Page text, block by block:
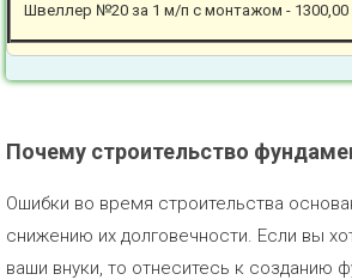
Швеллер №20 за 1 м/п с монтажом - 1300,00
Почему строительство
Ошибки во время строительства
снижению их долговечности. Если вы
ваши внуки, то отнеситесь к созданию